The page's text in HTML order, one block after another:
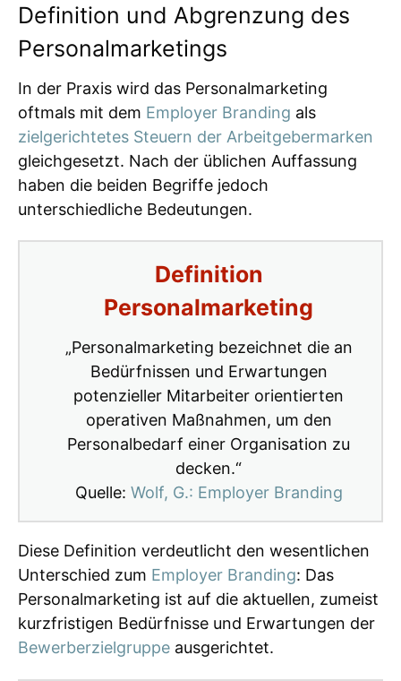
Definition und Abgrenzung des
Personalmarketings
In der Praxis wird das Personalmarketing
oftmals mit dem Employer Branding als
zielgerichtetes Steuern der Arbeitgebermarken
gleichgesetzt. Nach der üblichen Auffassung
haben die beiden Begriffe jedoch
unterschiedliche Bedeutungen.
Definition
Personalmarketing
„Personalmarketing bezeichnet die an
Bedürfnissen und Erwartungen
potenzieller Mitarbeiter orientierten
operativen Maßnahmen, um den
Personalbedarf einer Organisation zu
decken.“
Quelle: Wolf, G.: Employer Branding
Diese Definition verdeutlicht den wesentlichen
Unterschied zum Employer Branding: Das
Personalmarketing ist auf die aktuellen, zumeist
kurzfristigen Bedürfnisse und Erwartungen der
Bewerberzielgruppe ausgerichtet.